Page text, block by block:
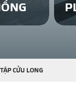
NGÓI LỢP
CỬU LONG